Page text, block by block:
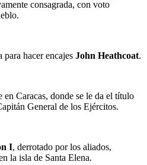
consagrada, con voto
hacer encajes John Heathcoat.
en Caracas, donde se le da el título
General de los Ejércitos.
I, derrotado por los aliados,
la isla de Santa Elena.